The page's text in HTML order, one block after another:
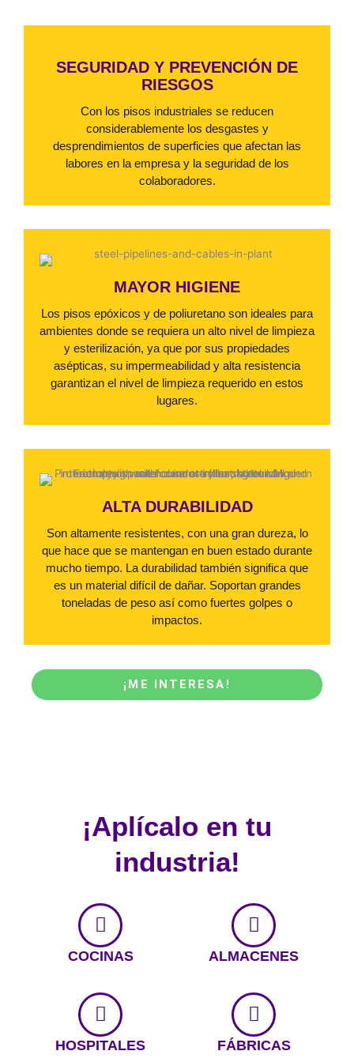
SEGURIDAD Y PREVENCIÓN DE
RIESGOS
Con los pisos industriales se reducen
considerablemente los desgastes y
desprendimientos de superficies que afectan las
labores en la empresa y la seguridad de los
colaboradores.
MAYOR HIGIENE
Los pisos epóxicos y de poliuretano son ideales para
ambientes donde se requiera un alto nivel de limpieza
y esterilización, ya que por sus propiedades
asépticas, su impermeabilidad y alta resistencia
garantizan el nivel de limpieza requerido en estos
lugares.
ALTA DURABILIDAD
Son altamente resistentes, con una gran dureza, lo
que hace que se mantengan en buen estado durante
mucho tiempo. La durabilidad también significa que
es un material difícil de dañar. Soportan grandes
toneladas de peso así como fuertes golpes o
impactos.
¡ME INTERESA!
¡Aplícalo en tu
industria!
COCINAS ALMACENES
HOSPITALES FÁBRICAS